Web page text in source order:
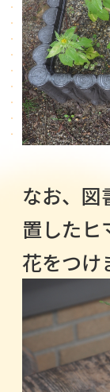
なお、図
置したヒ
花をつけ